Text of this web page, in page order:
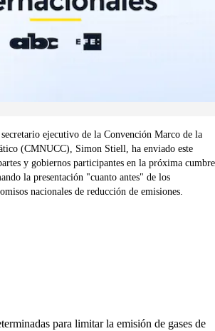
ejecutivo de la Convención Marco de la
(CMNUCC), Simon Stiell, ha enviado este
y gobiernos participantes en la próxima cumbre
la presentación "cuanto antes" de los
nacionales de reducción de emisiones.
para limitar la emisión de gases de